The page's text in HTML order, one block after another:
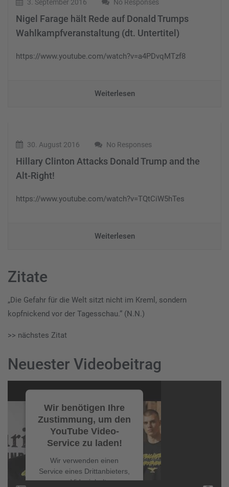
3. September 2016 No Responses
Nigel Farage hält Rede auf Donald Trumps
Wahlkampfveranstaltung (dt. Untertitel)
https://www.youtube.com/watch?v=a4PDvqMTzf8
Weiterlesen
30. August 2016 No Responses
Hillary Clinton Attacks Donald Trump and the
Alt-Right!
https://www.youtube.com/watch?v=TQtCiW5hTes
Weiterlesen
Zitate
„Die Gefahr für die Welt sitzt nicht im Kreml, sondern
kopfnickend vor der Tagesschau.“ (N.N.)
>> nächstes Zitat
Neuester Videobeitrag
Player
Wir benötigen Ihre
Zustimmung, um den
YouTube Video-
Service zu laden!
Wir verwenden einen
Service eines Drittanbieters,
um Videoinhalte